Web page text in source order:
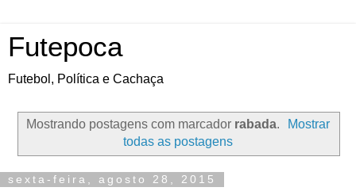
Futepoca
Futebol, Política e Cachaça
Mostrando postagens com marcador rabada.
Mostrar
todas as postagens
sexta-feira, agosto 28, 2015